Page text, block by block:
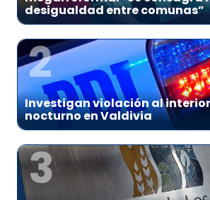
desigualdad entre comunas”
2
Investigan violación al
nocturno en Valdivia
3